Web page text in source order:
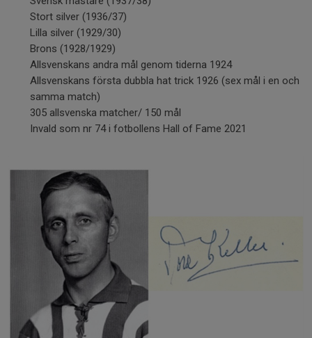
Stort silver (1936/37)
Lilla silver (1929/30)
Brons (1928/1929)
Allsvenskans andra mål genom tiderna 1924
Allsvenskans första dubbla hat trick 1926 (sex mål i en och
samma match)
305 allsvenska matcher/ 150 mål
Invald som nr 74 i fotbollens Hall of Fame 2021